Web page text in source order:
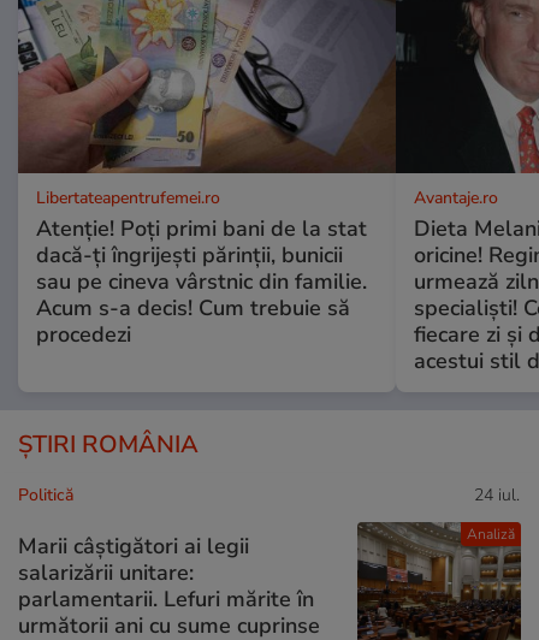
Libertateapentrufemei.ro
Atenție! Poți primi bani de la stat
dacă-ți îngrijești părinții, bunicii
sau pe cineva vârstnic din familie.
Acum s-a decis! Cum trebuie să
procedezi
Avantaje.ro
Dieta
oricine!
urmează
specialiști!
fiecare zi și
acestui stil
ȘTIRI ROMÂNIA
Analiză
Politică 24 iul.
Marii câștigători ai legii
salarizării unitare:
parlamentarii. Lefuri mărite în
următorii ani cu sume cuprinse